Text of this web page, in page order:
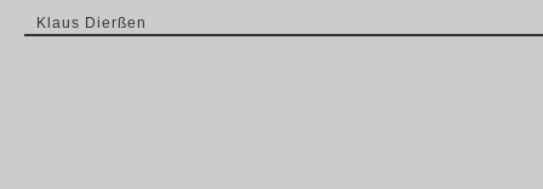
Klaus Dierßen